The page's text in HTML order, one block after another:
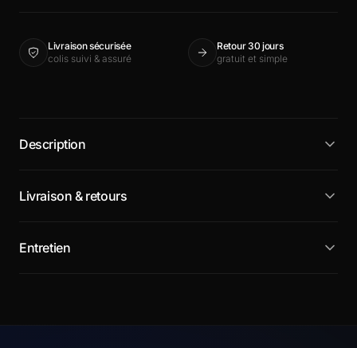
Livraison sécurisée
colis suivi & assuré
Retour 30 jours
gratuit et simple
Description
Livraison & retours
Entretien